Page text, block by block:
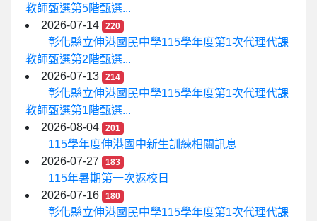
教師甄選第5階甄選...
2026-07-14
220
彰化縣立伸港國民中學115學年度第1次代理代課
教師甄選第2階甄選...
2026-07-13
214
彰化縣立伸港國民中學115學年度第1次代理代課
教師甄選第1階甄選...
2026-08-04
201
115學年度伸港國中新生訓練相關訊息
2026-07-27
183
115年暑期第一次返校日
2026-07-16
180
彰化縣立伸港國民中學115學年度第1次代理代課